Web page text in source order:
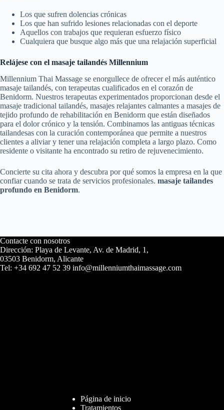
Los que sufren dolencias crónicas
Los que han sufrido lesiones relacionadas con el deporte
Aquellos con trabajos que requieran esfuerzo físico
Cualquiera que busque algo más que una relajación superficial
Relájese con el masaje tailandés Millennium
Millennium Thai Massage se enorgullece de ofrecer el más auténtico
masaje tailandés, con terapeutas cualificados en el corazón de
Benidorm. Nuestros terapeutas experimentados proporcionan desde el
masaje tradicional tailandés, masajes relajantes calmantes a masajes de
tejido profundo de rehabilitación en Benidorm que están diseñados
para el dolor crónico y la tensión. Combinamos las antiguas técnicas
tailandesas con la curación contemporánea que permite a nuestros
clientes a aliviar y tener una relajación completa a largo plazo. Como
residente o visitante ha encontrado su retiro de rejuvenecimiento.
Concierte su cita ahora y descubra por qué somos la empresa en la que
confiar cuando se trata de servicios profesionales. masaje tailandes
profundo en Benidorm.
Contacte con nosotros
Dirección: Playa de Levante, Av. de Madrid, 1,
03503 Benidorm, Alicante
Tel: +34 692 47 52 39 info@millenniumthaimassage.com
Página de inicio
Tratamientos